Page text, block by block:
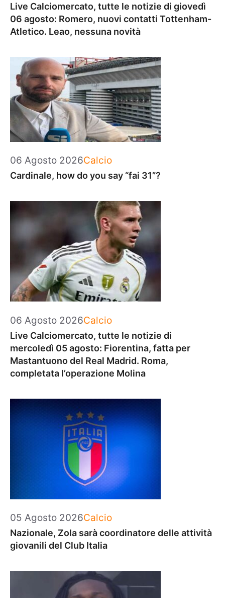
Live Calciomercato, tutte le notizie di giovedì
06 agosto: Romero, nuovi contatti Tottenham-
Atletico. Leao, nessuna novità
06 Agosto 2026Categorie
Calcio
Cardinale, how do you say “fai 31”?
06 Agosto 2026Categorie
Calcio
Live Calciomercato, tutte le notizie di
mercoledì 05 agosto: Fiorentina, fatta per
Mastantuono del Real Madrid. Roma,
completata l’operazione Molina
05 Agosto 2026Categorie
Calcio
Nazionale, Zola sarà coordinatore delle attività
giovanili del Club Italia